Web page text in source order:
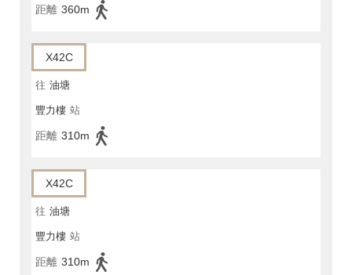
距離 360m
X42C
往 油塘
豐力樓 站
距離 310m
X42C
往 油塘
豐力樓 站
距離 310m